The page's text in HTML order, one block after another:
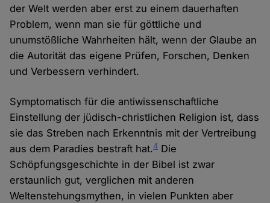
der Welt werden aber erst zu einem dauerhaften
Problem, wenn man sie für göttliche und
unumstößliche Wahrheiten hält, wenn der Glaube an
die Autorität das eigene Prüfen, Forschen, Denken
und Verbessern verhindert.
Symptomatisch für die antiwissenschaftliche
Einstellung der jüdisch-christlichen Religion ist, dass
sie das Streben nach Erkenntnis mit der Vertreibung
aus dem Paradies bestraft hat.4 Die
Schöpfungsgeschichte in der Bibel ist zwar
erstaunlich gut, verglichen mit anderen
Weltenstehungsmythen, in vielen Punkten aber